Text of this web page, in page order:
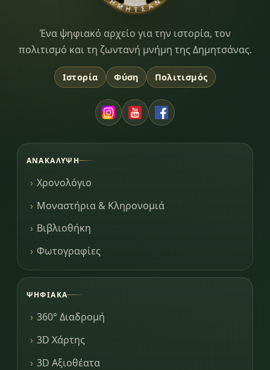
Dimitsana.gr
Ένα ψηφιακό αρχείο για την ιστορία, τον
πολιτισμό και τη ζωντανή μνήμη της Δημητσάνας.
Ιστορία Φύση Πολιτισμός
ΑΝΑΚΆΛΥΨΗ
Χρονολόγιο
Μοναστήρια & Κληρονομιά
Βιβλιοθήκη
Φωτογραφίες
ΨΗΦΙΑΚΆ
360° Διαδρομή
3D Χάρτης
3D Αξιοθέατα